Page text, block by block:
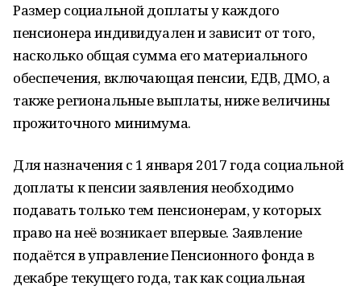
Размер социальной доплаты у каждого
пенсионера индивидуален и зависит от того,
насколько общая сумма его материального
обеспечения, включающая пенсии, ЕДВ, ДМО, а
также региональные выплаты, ниже величины
прожиточного минимума.
Для назначения с 1 января 2017 года социальной
доплаты к пенсии заявления необходимо
подавать только тем пенсионерам, у которых
право на неё возникает впервые. Заявление
подаётся в управление Пенсионного фонда в
декабре текущего года, так как социальная